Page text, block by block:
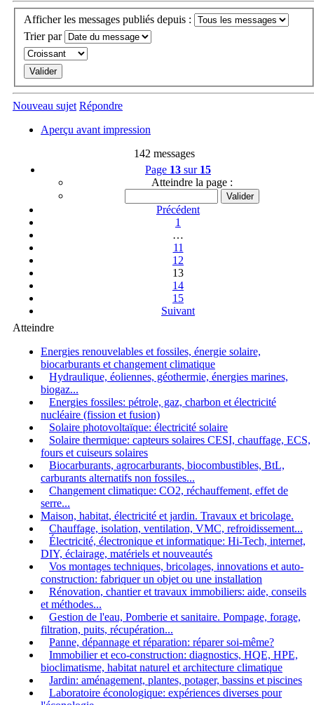
Afficher les messages publiés depuis :
Trier par
Nouveau sujet Répondre
Aperçu avant impression
142 messages
Page 13 sur 15
Atteindre la page :
Précédent
1
…
11
12
13
14
15
Suivant
Atteindre
Energies renouvelables et fossiles, énergie solaire,
biocarburants et changement climatique
Hydraulique, éoliennes, géothermie, énergies marines,
biogaz...
Energies fossiles: pétrole, gaz, charbon et électricité
nucléaire (fission et fusion)
Solaire photovoltaïque: électricité solaire
Solaire thermique: capteurs solaires CESI, chauffage, ECS,
fours et cuiseurs solaires
Biocarburants, agrocarburants, biocombustibles, BtL,
carburants alternatifs non fossiles...
Changement climatique: CO2, réchauffement, effet de
serre...
Maison, habitat, électricité et jardin. Travaux et bricolage.
Chauffage, isolation, ventilation, VMC, refroidissement...
Électricité, électronique et informatique: Hi-Tech, internet,
DIY, éclairage, matériels et nouveautés
Vos montages techniques, bricolages, innovations et auto-
construction: fabriquer un objet ou une installation
Rénovation, chantier et travaux immobiliers: aide, conseils
et méthodes...
Gestion de l'eau, Pomberie et sanitaire. Pompage, forage,
filtration, puits, récupération...
Panne, dépannage et réparation: réparer soi-même?
Immobilier et eco-construction: diagnostics, HQE, HPE,
bioclimatisme, habitat naturel et architecture climatique
Jardin: aménagement, plantes, potager, bassins et piscines
Laboratoire éconologique: expériences diverses pour